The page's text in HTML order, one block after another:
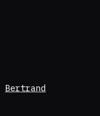
Bertrand